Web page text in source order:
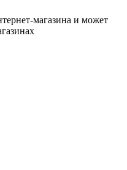
магазина и может